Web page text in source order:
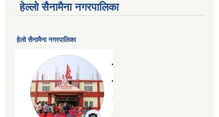
हेल्लो सैनामैना नगरपालिका
हेलाे सैनामैना नगरपालिका